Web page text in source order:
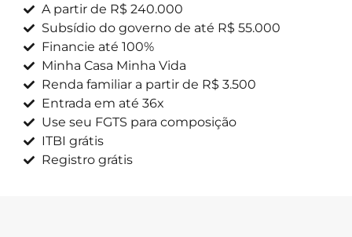
A partir de R$ 240.000
Subsídio do governo de até R$ 55.000
Financie até 100%
Minha Casa Minha Vida
Renda familiar a partir de R$ 3.500
Entrada em até 36x
Use seu FGTS para composição
ITBI grátis
Registro grátis